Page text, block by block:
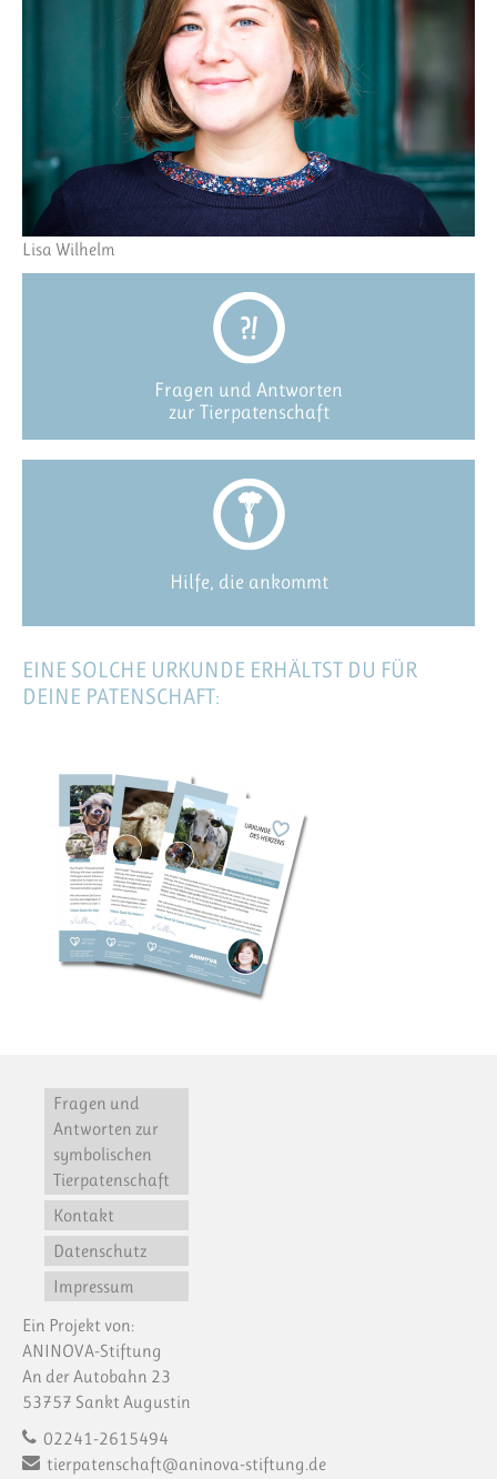
Lisa Wilhelm
Fragen und Antworten
zur Tierpatenschaft
Hilfe, die ankommt
EINE SOLCHE URKUNDE ERHÄLTST DU FÜR
DEINE PATENSCHAFT:
Fragen und
Antworten zur
symbolischen
Tierpatenschaft
Kontakt
Datenschutz
Impressum
Ein Projekt von:
ANINOVA-Stiftung
An der Autobahn 23
53757 Sankt Augustin
02241-2615494
tierpatenschaft@aninova-stiftung.de